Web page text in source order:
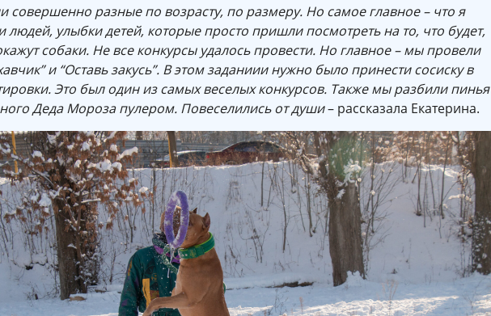
совершенно разные по возрасту, по размеру. Но самое главное – что я
людей, улыбки детей, которые просто пришли посмотреть на то, что будет,
собаки. Не все конкурсы удалось провести. Но главное – мы провели
и “Оставь закусь”. В этом заданиии нужно было принести сосиску в
Это был один из самых веселых конкурсов. Также мы разбили
Деда Мороза пулером. Повеселились от души– рассказала Екатерина.